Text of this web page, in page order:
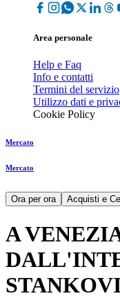
Area personale
Help e Faq
Info e contatti
Termini del servizio
Utilizzo dati e
Cookie Policy
Mercato
Mercato
Ora per ora Acquisti e
A